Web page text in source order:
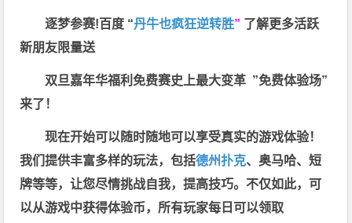
逐梦参赛!百度 “丹牛也疯狂逆转胜” 了解更多活跃
新朋友限量送
双旦嘉年华福利免费赛史上最大变革 ”免费体验场”
来了！
现在开始可以随时随地可以享受真实的游戏体验！
我们提供丰富多样的玩法，包括德州扑克、奥马哈、短
牌等等，让您尽情挑战自我，提高技巧。不仅如此， 可
以从游戏中获得体验币，所有玩家每日可以领取